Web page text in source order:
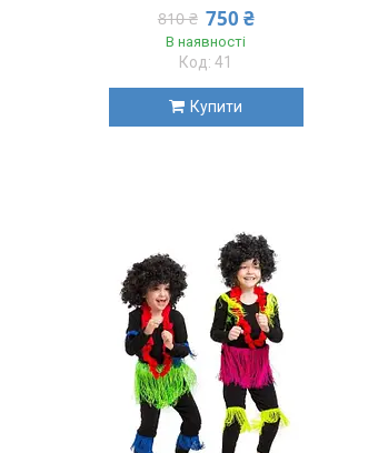
810 ₴ 750 ₴
В наявності
41
Купити